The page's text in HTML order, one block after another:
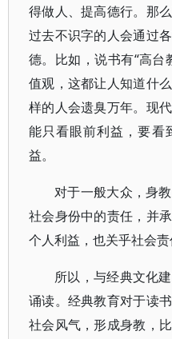
得做人、提高德行。那
过去不识字的人会通过
德。比如，说书有“高台
值观，这都让人知道什
样的人会遗臭万年。现
能只看眼前利益，要看
益。
对于一般大众，身
社会身份中的责任，并
个人利益，也关乎社会责
所以，与经典文化
诵读。经典教育对于读
社会风气，形成身教，